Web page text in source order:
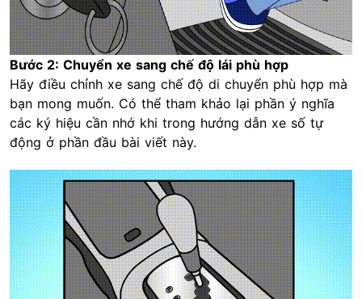
Bước 2: Chuyển xe sang chế độ lái phù hợp
Hãy điều chỉnh xe sang chế độ di chuyển phù hợp mà
bạn mong muốn. Có thể tham khảo lại phần ý nghĩa
các ký hiệu cần nhớ khi trong hướng dẫn xe số tự
động ở phần đầu bài viết này.